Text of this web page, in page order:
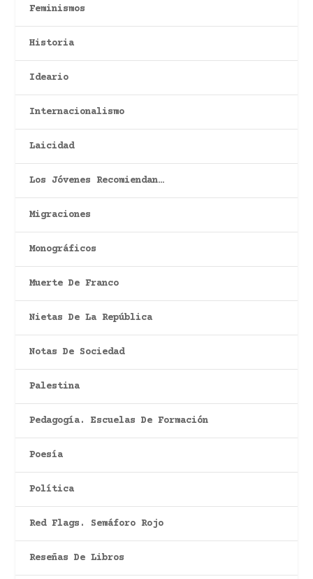
Feminismos
Historia
Ideario
Internacionalismo
Laicidad
Los Jóvenes Recomiendan…
Migraciones
Monográficos
Muerte De Franco
Nietas De La República
Notas De Sociedad
Palestina
Pedagogía. Escuelas De Formación
Poesía
Política
Red Flags. Semáforo Rojo
Reseñas De Libros